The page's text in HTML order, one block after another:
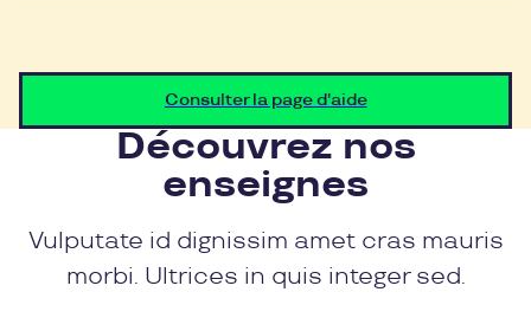
Consulter la page d'aide
Découvrez nos
enseignes
Vulputate id dignissim amet cras mauris
morbi. Ultrices in quis integer sed.